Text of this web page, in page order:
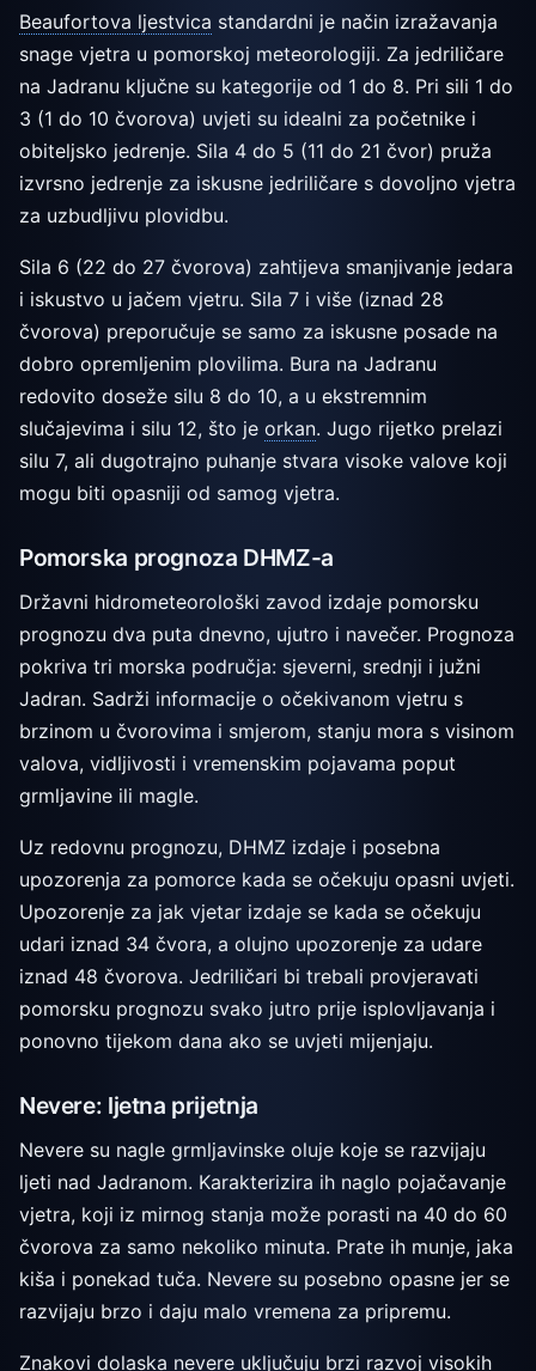
Beaufortova ljestvica standardni je način izražavanja
snage vjetra u pomorskoj meteorologiji. Za jedriličare
na Jadranu ključne su kategorije od 1 do 8. Pri sili 1 do
3 (1 do 10 čvorova) uvjeti su idealni za početnike i
obiteljsko jedrenje. Sila 4 do 5 (11 do 21 čvor) pruža
izvrsno jedrenje za iskusne jedriličare s dovoljno vjetra
za uzbudljivu plovidbu.
Sila 6 (22 do 27 čvorova) zahtijeva smanjivanje jedara
i iskustvo u jačem vjetru. Sila 7 i više (iznad 28
čvorova) preporučuje se samo za iskusne posade na
dobro opremljenim plovilima. Bura na Jadranu
redovito doseže silu 8 do 10, a u ekstremnim
slučajevima i silu 12, što je orkan. Jugo rijetko prelazi
silu 7, ali dugotrajno puhanje stvara visoke valove koji
mogu biti opasniji od samog vjetra.
Pomorska prognoza DHMZ-a
Državni hidrometeorološki zavod izdaje pomorsku
prognozu dva puta dnevno, ujutro i navečer. Prognoza
pokriva tri morska područja: sjeverni, srednji i južni
Jadran. Sadrži informacije o očekivanom vjetru s
brzinom u čvorovima i smjerom, stanju mora s visinom
valova, vidljivosti i vremenskim pojavama poput
grmljavine ili magle.
Uz redovnu prognozu, DHMZ izdaje i posebna
upozorenja za pomorce kada se očekuju opasni uvjeti.
Upozorenje za jak vjetar izdaje se kada se očekuju
udari iznad 34 čvora, a olujno upozorenje za udare
iznad 48 čvorova. Jedriličari bi trebali provjeravati
pomorsku prognozu svako jutro prije isplovljavanja i
ponovno tijekom dana ako se uvjeti mijenjaju.
Nevere: ljetna prijetnja
Nevere su nagle grmljavinske oluje koje se razvijaju
ljeti nad Jadranom. Karakterizira ih naglo pojačavanje
vjetra, koji iz mirnog stanja može porasti na 40 do 60
čvorova za samo nekoliko minuta. Prate ih munje, jaka
kiša i ponekad tuča. Nevere su posebno opasne jer se
razvijaju brzo i daju malo vremena za pripremu.
Znakovi dolaska nevere uključuju brzi razvoj visokih